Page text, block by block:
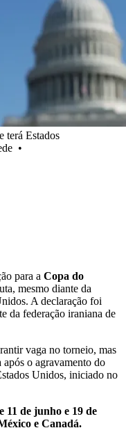
terá Estados
•
para a Copa do
mesmo diante da
A declaração foi
da federação iraniana de
vaga no torneio, mas
após o agravamento do
Unidos, iniciado no
11 de junho e 19 de
e Canadá.